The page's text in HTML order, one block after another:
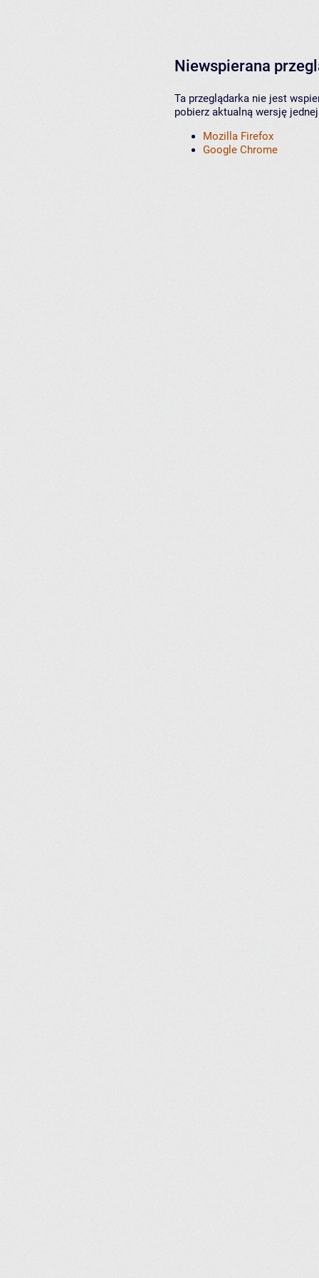
Niewspierana
Ta przeglądarka nie jest
pobierz aktualną wersję
Mozilla Firefox
Google Chrome